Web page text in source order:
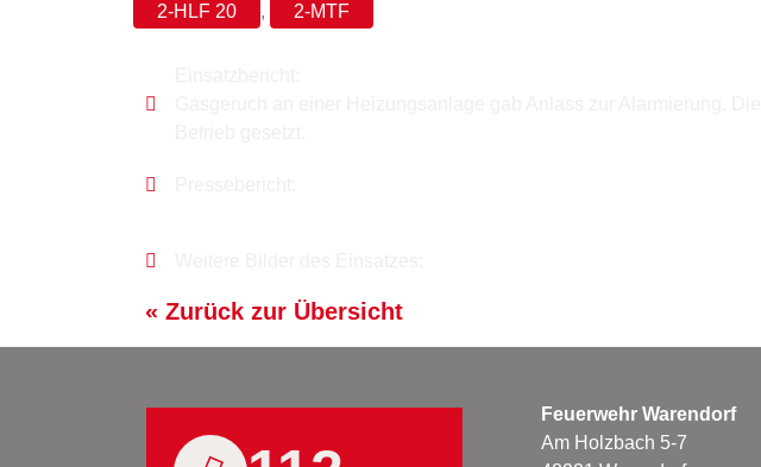
2-HLF 20
, 2-MTF
« Zurück zur Übersicht
Feuerwehr Warendorf
Am Holzbach 5-7